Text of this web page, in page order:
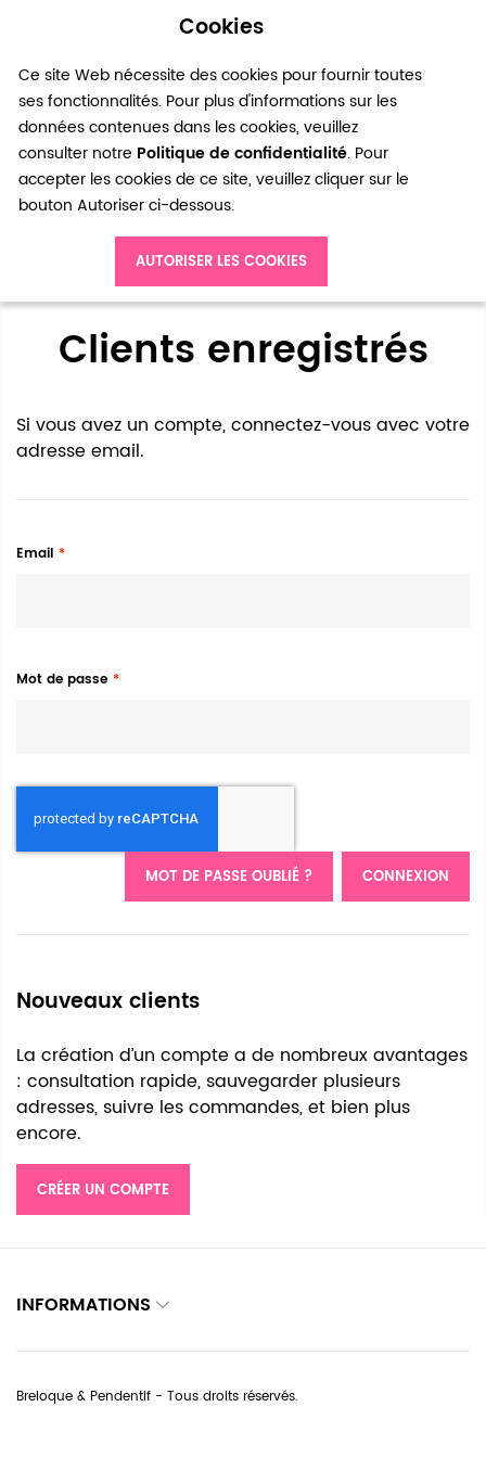
Cookies
Ce site Web nécessite des cookies pour fournir toutes
ses fonctionnalités. Pour plus d'informations sur les
données contenues dans les cookies, veuillez
consulter notre Politique de confidentialité. Pour
accepter les cookies de ce site, veuillez cliquer sur le
bouton Autoriser ci-dessous.
AUTORISER LES COOKIES
0
Accès client
Clients enregistrés
Si vous avez un compte, connectez-vous avec votre
adresse email.
Email
Mot de passe
CONNEXION
MOT DE PASSE OUBLIÉ ?
Nouveaux clients
La création d’un compte a de nombreux avantages
: consultation rapide, sauvegarder plusieurs
adresses, suivre les commandes, et bien plus
encore.
CRÉER UN COMPTE
INFORMATIONS
Breloque & Pendentif - Tous droits réservés.